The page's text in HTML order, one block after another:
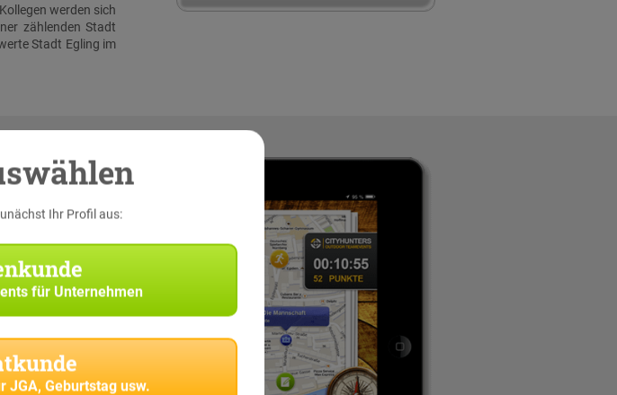
werden sich
zählenden Stadt
Stadt Egling im
Ihr Profil aus:
für Unternehmen
JGA, Geburtstag usw.